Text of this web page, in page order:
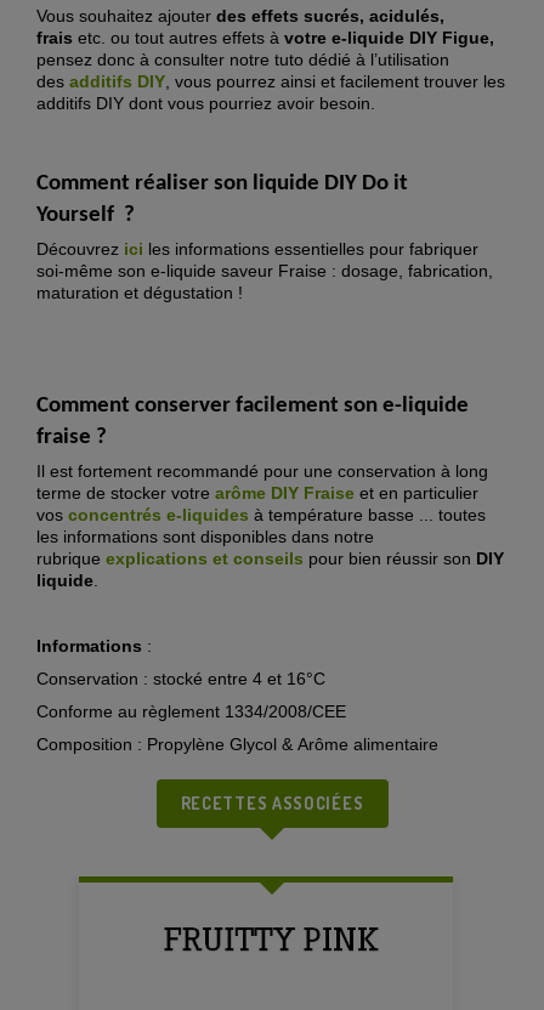
Vous souhaitez ajouter des effets sucrés, acidulés,
frais etc. ou tout autres effets à votre e-liquide DIY Figue,
pensez donc à consulter notre tuto dédié à l’utilisation
des additifs DIY, vous pourrez ainsi et facilement trouver les
additifs DIY dont vous pourriez avoir besoin.
Comment réaliser son liquide DIY Do it
Yourself ?
Découvrez ici les informations essentielles pour fabriquer
soi-même son e-liquide saveur Fraise : dosage, fabrication,
maturation et dégustation !
Comment conserver facilement son e-liquide
fraise ?
Il est fortement recommandé pour une conservation à long
terme de stocker votre arôme DIY Fraise et en particulier
vos concentrés e-liquides à température basse ... toutes
les informations sont disponibles dans notre
rubrique explications et conseils pour bien réussir son DIY
liquide.
Informations :
Conservation : stocké entre 4 et 16°C
Conforme au règlement 1334/2008/CEE
Composition : Propylène Glycol & Arôme alimentaire
RECETTES ASSOCIÉES